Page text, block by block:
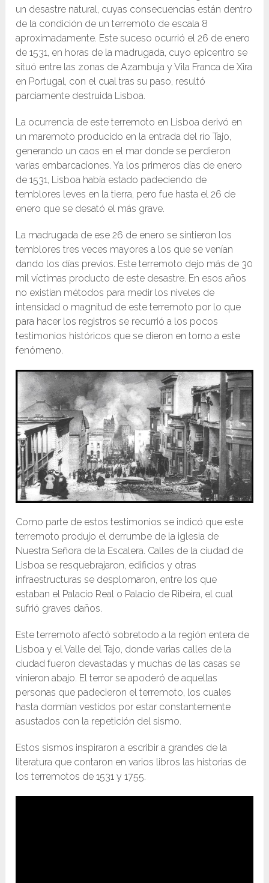
un desastre natural, cuyas consecuencias están dentro
de la condición de un terremoto de escala 8
aproximadamente. Este suceso ocurrió el 26 de enero
de 1531, en horas de la madrugada, cuyo epicentro se
situó entre las zonas de Azambuja y Vila Franca de Xira
en Portugal, con el cual tras su paso, resultó
parciamente destruida Lisboa.
La ocurrencia de este terremoto en Lisboa derivó en
un maremoto producido en la entrada del río Tajo,
generando un caos en el mar donde se perdieron
varias embarcaciones. Ya los primeros días de enero
de 1531, Lisboa había estado padeciendo de
temblores leves en la tierra, pero fue hasta el 26 de
enero que se desató el más grave.
La madrugada de ese 26 de enero se sintieron los
temblores tres veces mayores a los que se venían
dando los días previos. Este terremoto dejo más de 30
mil víctimas producto de este desastre. En esos años
no existían métodos para medir los niveles de
intensidad o magnitud de este terremoto por lo que
para hacer los registros se recurrió a los pocos
testimonios históricos que se dieron en torno a este
fenómeno.
Como parte de estos testimonios se indicó que este
terremoto produjo el derrumbe de la iglesia de
Nuestra Señora de la Escalera. Calles de la ciudad de
Lisboa se resquebrajaron, edificios y otras
infraestructuras se desplomaron, entre los que
estaban el Palacio Real o Palacio de Ribeira, el cual
sufrió graves daños.
Este terremoto afectó sobretodo a la región entera de
Lisboa y el Valle del Tajo, donde varias calles de la
ciudad fueron devastadas y muchas de las casas se
vinieron abajo. El terror se apoderó de aquellas
personas que padecieron el terremoto, los cuales
hasta dormían vestidos por estar constantemente
asustados con la repetición del sismo.
Estos sismos inspiraron a escribir a grandes de la
literatura que contaron en varios libros las historias de
los terremotos de 1531 y 1755.